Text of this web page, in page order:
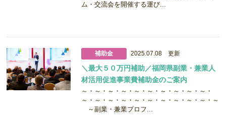
ム・交流会を開催する運び...
補助金 2025.07.08 更新
＼最大５０万円補助／福岡県副業・兼業人
材活用促進事業費補助金のご案内
～・～・～・～・～・～・～・～・～・～・
～・～・～・～・～・～・～・～・～・～・～
～副業・兼業プロフ...